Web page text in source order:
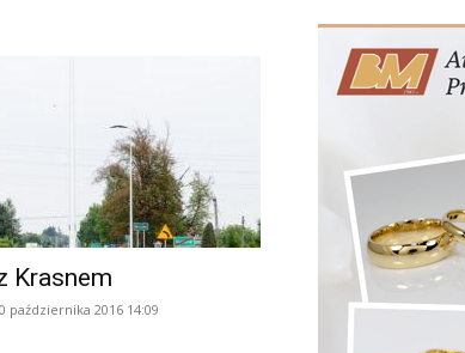
Krasnem
października 2016 14:09